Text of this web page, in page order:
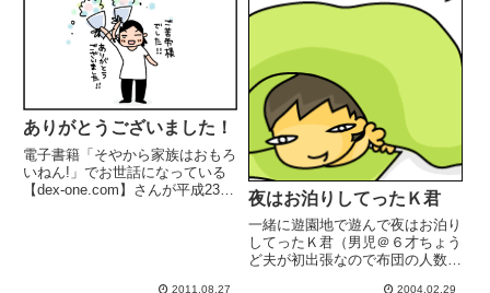
と。ネットもあるし。参考書...
ありがとうございました！
電子書籍「そやから家族はおもろ
いねん!」でお世話になっている
【dex-one.com】さんが平成23年
2011.08.27
夜はお泊りしてったＫ君
一緒に遊園地で遊んで夜はお泊り
してったＫ君（男児＠６才ちょう
ど夫が初出張なので布団の人数ピ
2004.02.29